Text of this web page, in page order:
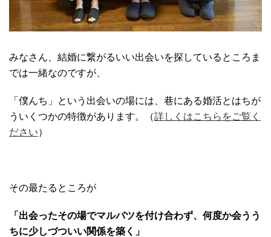
みなさん、結婚に繋がるいい出会いを探しているところま
では一緒なのですが、
「僕んち」という出会いの場には、巷にある婚活とはちが
ういくつかの特徴があります。（詳しくはこちらをご覧く
ださい）
その最たるところが
「出会ったその場でマルバツを付け合わず、何度か会うう
ちに少しづついい関係を築く」